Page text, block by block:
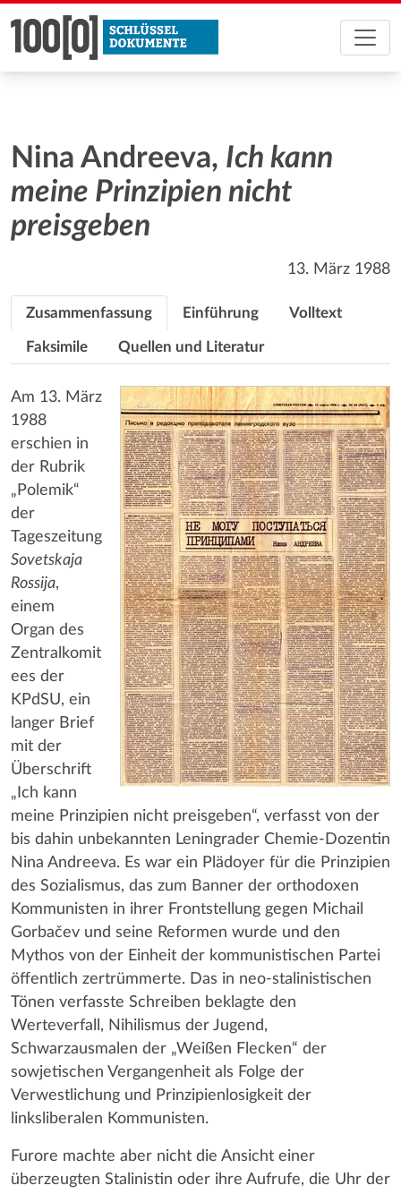
Nina Andreeva, Ich kann
meine Prinzipien nicht
preisgeben
13. März 1988
Zusammenfassung Einführung Volltext
Faksimile Quellen und Literatur
Am 13. März
1988
erschien in
der Rubrik
„Polemik“
der
Tageszeitung
Sovetskaja
Rossija,
einem
Organ des
Zentralkomit
ees der
KPdSU, ein
langer Brief
mit der
Überschrift
„Ich kann
meine Prinzipien nicht preisgeben“, verfasst von der
bis dahin unbekannten Leningrader Chemie-Dozentin
Nina Andreeva. Es war ein Plädoyer für die Prinzipien
des Sozialismus, das zum Banner der orthodoxen
Kommunisten in ihrer Frontstellung gegen Michail
Gorbačev und seine Reformen wurde und den
Mythos von der Einheit der kommunistischen Partei
öffentlich zertrümmerte. Das in neo-stalinistischen
Tönen verfasste Schreiben beklagte den
Werteverfall, Nihilismus der Jugend,
Schwarzausmalen der „Weißen Flecken“ der
sowjetischen Vergangenheit als Folge der
Verwestlichung und Prinzipienlosigkeit der
linksliberalen Kommunisten.
Furore machte aber nicht die Ansicht einer
überzeugten Stalinistin oder ihre Aufrufe, die Uhr der